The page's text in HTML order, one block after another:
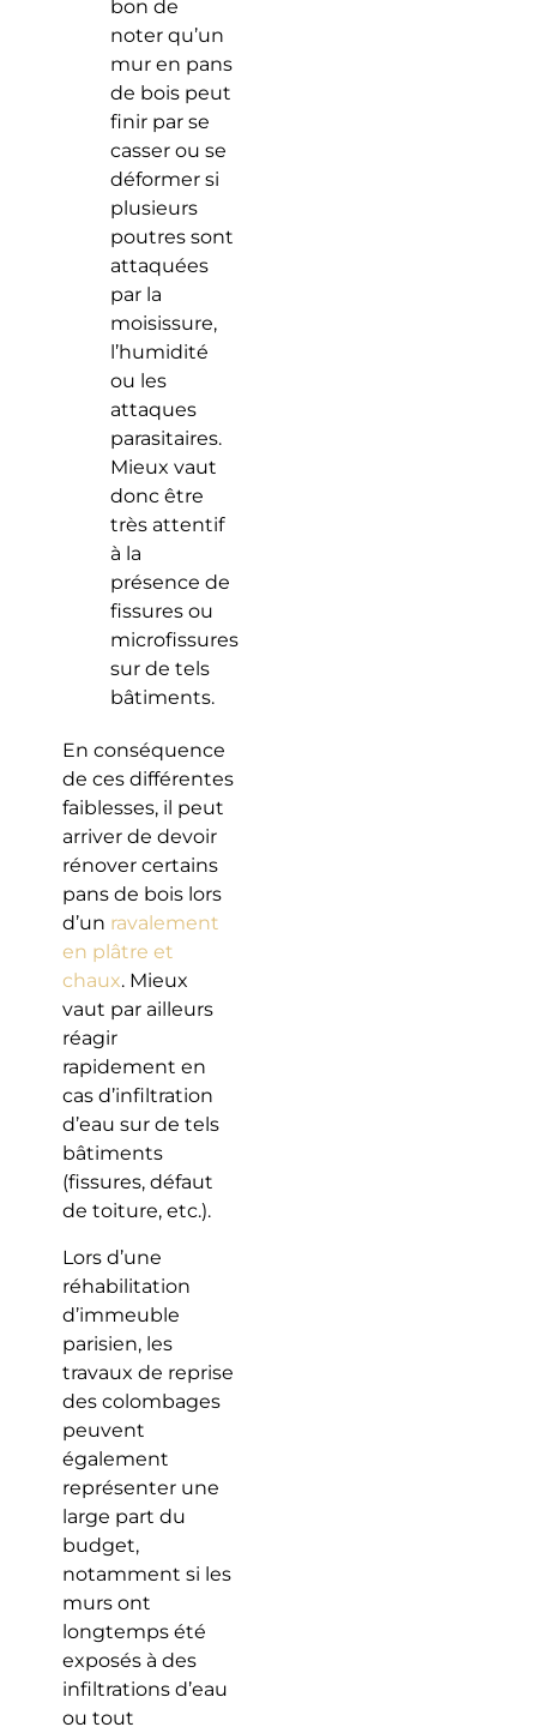
bon de
noter qu’un
mur en pans
de bois peut
finir par se
casser ou se
déformer si
plusieurs
poutres sont
attaquées
par la
moisissure,
l’humidité
ou les
attaques
parasitaires.
Mieux vaut
donc être
très attentif
à la
présence de
fissures ou
microfissures
sur de tels
bâtiments.
En conséquence
de ces différentes
faiblesses, il peut
arriver de devoir
rénover certains
pans de bois lors
d’un ravalement
en plâtre et
chaux. Mieux
vaut par ailleurs
réagir
rapidement en
cas d’infiltration
d’eau sur de tels
bâtiments
(fissures, défaut
de toiture, etc.).
Lors d’une
réhabilitation
d’immeuble
parisien, les
travaux de reprise
des colombages
peuvent
également
représenter une
large part du
budget,
notamment si les
murs ont
longtemps été
exposés à des
infiltrations d’eau
ou tout